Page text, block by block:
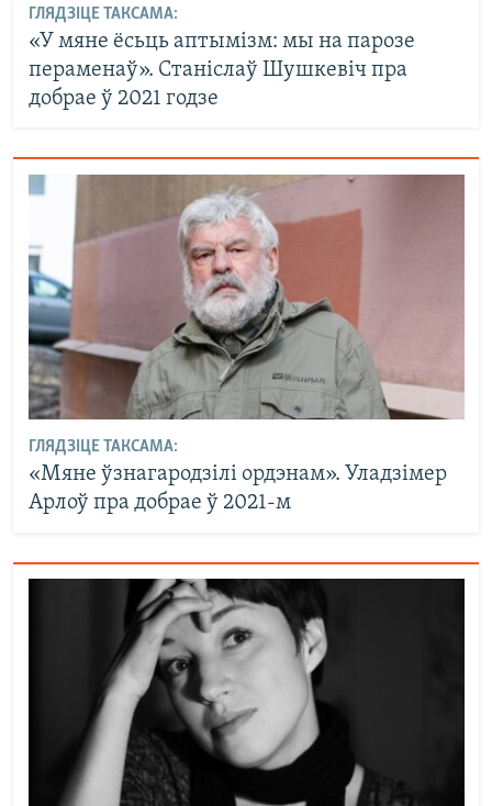
ГЛЯДЗІЦЕ ТАКСАМА:
«У мяне ёсьць аптымізм: мы на парозе
пераменаў». Станіслаў Шушкевіч пра
добрае ў 2021 годзе
ГЛЯДЗІЦЕ ТАКСАМА:
«Мяне ўзнагародзілі ордэнам». Уладзімер
Арлоў пра добрае ў 2021-м